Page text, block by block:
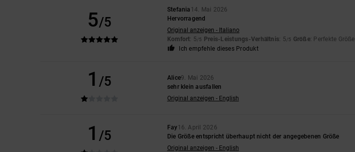
5/5
Stefania 14. Mai 2026
Hervorragend
Original anzeigen - Italiano
Komfort: 5/5 Preis-Leistungs-Verhältnis: 5/5 Größe: Perfekte Größe
Ich empfehle dieses Produkt
1 /5 Alice9. Mai 2026
sehr klein ausfallen
Original anzeigen - English
1 /5
Fay16. April 2026
Die Größe entspricht überhaupt nicht der angegebenen Größe
Original anzeigen - English